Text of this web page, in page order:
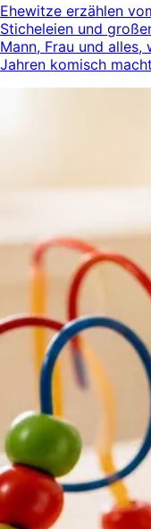
Ehewitze erzählen
Sticheleien und
Mann, Frau und alles,
Jahren komisch